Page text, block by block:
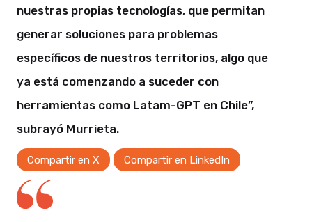
nuestras propias tecnologías, que permitan
generar soluciones para problemas
específicos de nuestros territorios, algo que
ya está comenzando a suceder con
herramientas como Latam-GPT en Chile”,
subrayó Murrieta.
Compartir en X Compartir en LinkedIn